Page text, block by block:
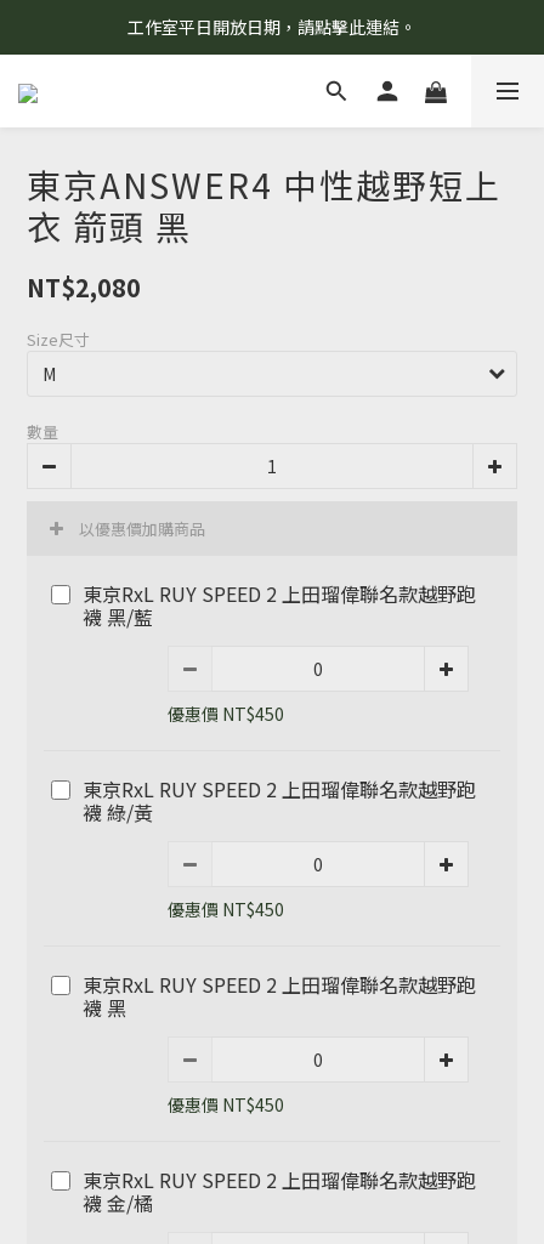
8/7 當天暫停開放工作室。請見諒！
工作室平日開放日期，請點擊此連結。
柯氏野生活推薦商品預購連結，請點此進入！
東京ANSWER4 中性越野短上
衣 箭頭 黑
NT$2,080
Size尺寸
數量
以優惠價加購商品
東京RxL RUY SPEED 2 上田瑠偉聯名款越野跑
襪 黑/藍
優惠價 NT$450
東京RxL RUY SPEED 2 上田瑠偉聯名款越野跑
襪 綠/黃
優惠價 NT$450
東京RxL RUY SPEED 2 上田瑠偉聯名款越野跑
襪 黑
優惠價 NT$450
東京RxL RUY SPEED 2 上田瑠偉聯名款越野跑
襪 金/橘